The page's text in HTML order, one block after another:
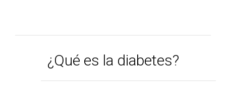
¿Qué es la diabetes?